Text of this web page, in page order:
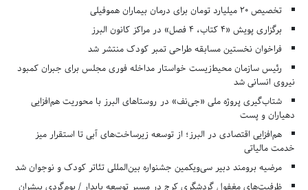
تخصیص ۲۰ میلیارد تومان برای درمان بیماران هموفیلی
برگزاری پویش «۴ کتاب، ۴ فصل» در مراکز کانون البرز
فراخوان نخستین مسابقه طراحی تمبر کودک منتشر شد
رئیس سازمان محیط‌زیست خواستار مداخله فوری مجلس برای جبران کمبود
نیروی انسانی شد
شتاب‌گیری پروژه ملی «جی‌نف» در روستاهای البرز با محوریت هم‌افزایی
دهیاران و پست
هم‌افزایی اقتصادی در البرز؛ از توسعه زیرساخت‌های آبی تا استقرار میز
خدمت مالیاتی
مرضیه برومند دبیر سی‌ویکمین جشنواره بین‌المللی تئاتر کودک و نوجوان شد